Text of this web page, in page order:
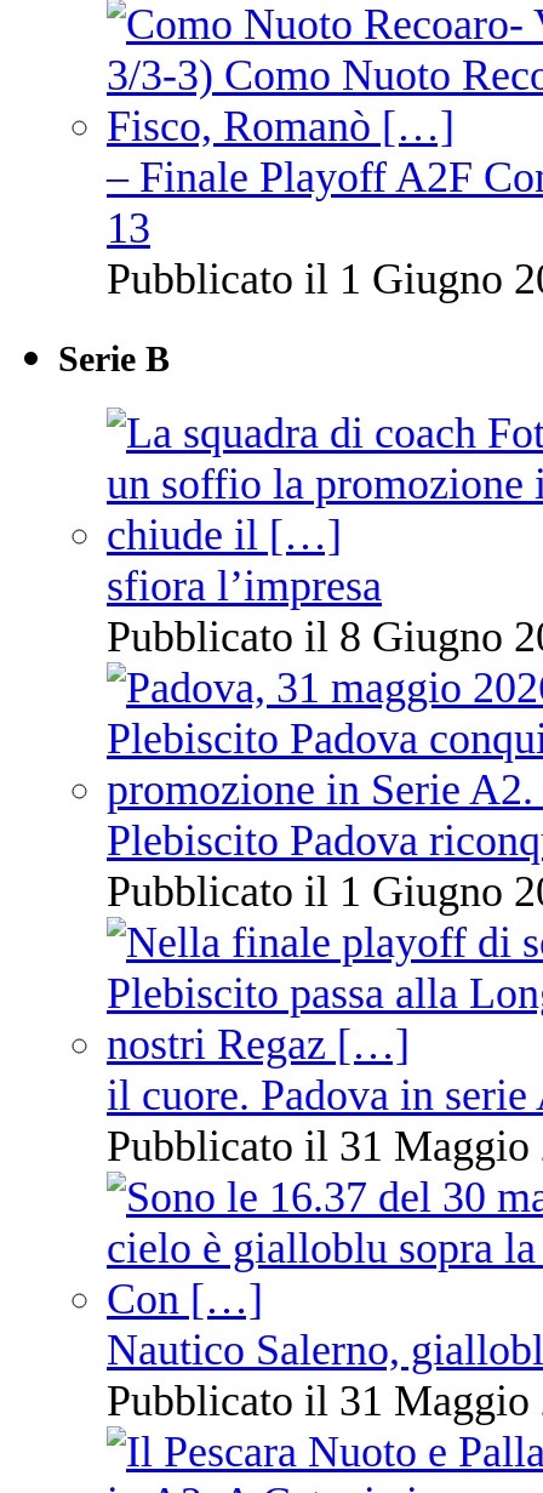
– Finale Playoff A2F
13
Pubblicato il 1 Giugno
Serie B
sfiora l’impresa
Pubblicato il 8 Giugno
Plebiscito Padova
Pubblicato il 1 Giugno
il cuore. Padova in serie
Pubblicato il 31 Maggio
Nautico Salerno,
Pubblicato il 31 Maggio